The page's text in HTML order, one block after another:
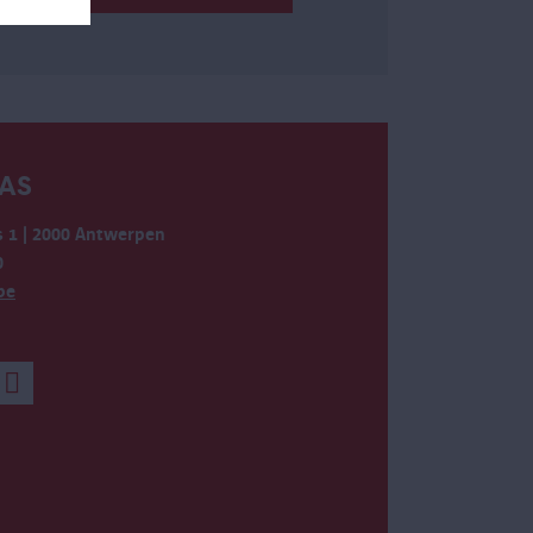
1 | 2000 Antwerpen